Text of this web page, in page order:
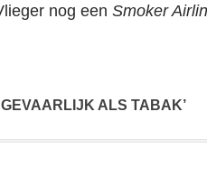
nog een Smoker
ALS TABAK’